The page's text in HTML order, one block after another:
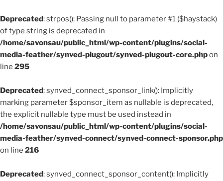
Deprecated: strpos(): Passing null to parameter #1 ($haystack)
of type string is deprecated in
/home/savonsau/public_html/wp-content/plugins/social-
media-feather/synved-plugout/synved-plugout-core.phpon
line 295
Deprecated: synved_connect_sponsor_link(): Implicitly
marking parameter $sponsor_item as nullable is deprecated,
the explicit nullable type must be used instead in
/home/savonsau/public_html/wp-content/plugins/social-
media-feather/synved-connect/synved-connect-sponsor.php
on line 216
Deprecated: synved_connect_sponsor_content(): Implicitly